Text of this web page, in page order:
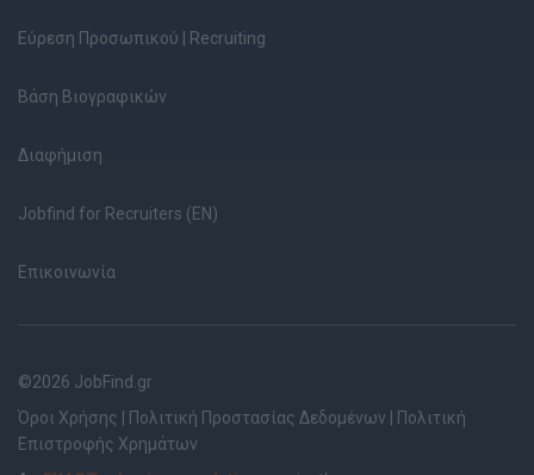
Εύρεση Προσωπικού | Recruiting
Βάση Βιογραφικών
Διαφήμιση
Jobfind for Recruiters (EN)
Επικοινωνία
©2026 JobFind.gr
Όροι Χρήσης
Πολιτική Προστασίας Δεδομένων
Πολιτική
Επιστροφής Χρημάτων